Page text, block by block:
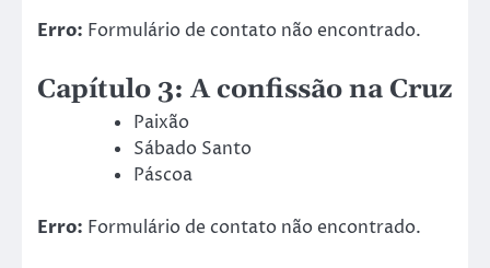
Erro: Formulário de contato não encontrado.
Capítulo 3: A confissão na Cruz
Paixão
Sábado Santo
Páscoa
Erro: Formulário de contato não encontrado.